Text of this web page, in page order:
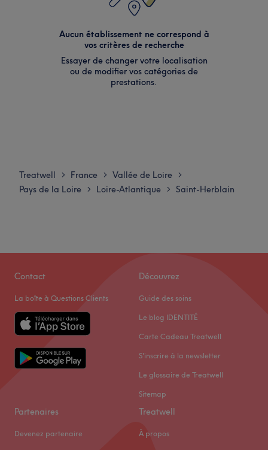
Aucun établissement ne correspond à
vos critères de recherche
Essayer de changer votre localisation
ou de modifier vos catégories de
prestations.
Treatwell > France > Vallée de Loire >
Pays de la Loire > Loire-Atlantique > Saint-Herblain
Contact
La boîte à Questions Clients
Découvrez
Guide des soins
Le blog IDENTITÉ
Carte Cadeau Treatwell
S'inscrire à la newsletter
Le glossaire de Treatwell
Sitemap
Partenaires
Devenez partenaire
Treatwell
À propos